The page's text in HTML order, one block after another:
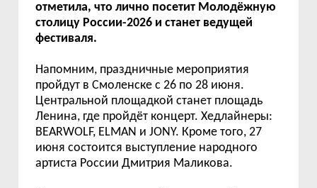
отметила, что лично посетит Молодёжную
столицу России-2026 и станет ведущей
фестиваля.
Напомним, праздничные мероприятия
пройдут в Смоленске с 26 по 28 июня.
Центральной площадкой станет площадь
Ленина, где пройдёт концерт. Хедлайнеры:
BEARWOLF, ELMAN и JONY. Кроме того, 27
июня состоится выступление народного
артиста России Дмитрия Маликова.